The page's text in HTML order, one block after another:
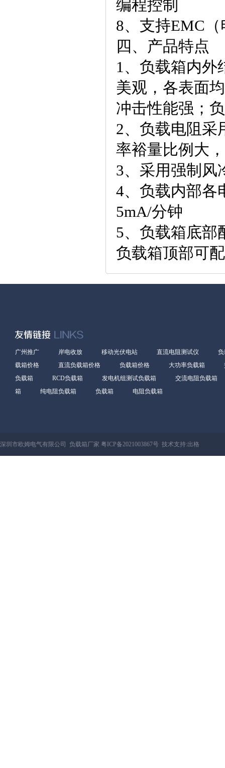
编程控制
8、支持EMC
四、产品特点
1、负载箱内外
美观，各表面
冲击性能强；
2、负载电阻采
率裕量比例大
3、采用强制风
4、负载内部各
5mA/分钟
5、负载箱底部
负载箱顶部可
广州推广 岸电收放 移动光伏电站 直流电阻测试仪
载箱价格
直流负载箱价格 负载箱价格 大功率负载箱
负载箱
RCD负载箱 发电机组测试负载箱
交流电阻负载箱
箱
纯电阻负载箱 负载箱 电阻负载箱
深圳市欧姆电气有限公司 负载箱厂家 粤ICP备2021003867号 技术支持:出格